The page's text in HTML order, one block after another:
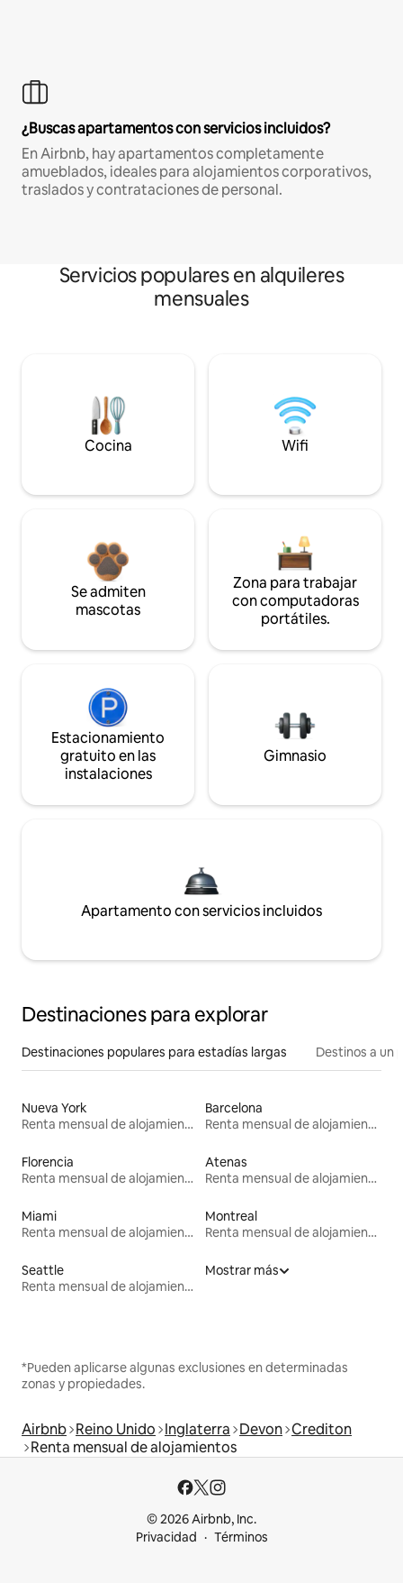
¿Buscas apartamentos con servicios incluidos?
En Airbnb, hay apartamentos completamente
amueblados, ideales para alojamientos corporativos,
traslados y contrataciones de personal.
Servicios populares en alquileres
mensuales
Cocina Wifi
Se admiten
mascotas
Zona para trabajar
con computadoras
portátiles.
Estacionamiento
gratuito en las
instalaciones
Gimnasio
Apartamento con servicios incluidos
Destinaciones para explorar
Destinaciones populares para estadías largas Destinos a un
Nueva York
Renta mensual de alojamientos
Barcelona
Renta mensual de alojamientos
Florencia
Renta mensual de alojamientos
Atenas
Renta mensual de alojamientos
Miami
Renta mensual de alojamientos
Montreal
Renta mensual de alojamientos
Seattle
Renta mensual de alojamientos
Mostrar más
*Pueden aplicarse algunas exclusiones en determinadas
zonas y propiedades.
Airbnb Reino Unido Inglaterra Devon Crediton
Renta mensual de alojamientos
© 2026 Airbnb, Inc.
Privacidad
Términos